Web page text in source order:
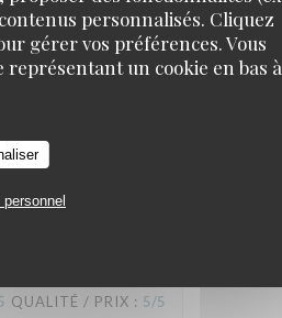
personnalisés. Cliquez
gérer vos préférences. Vous
un cookie en bas à
QUALITÉ / PRIX : 5/5